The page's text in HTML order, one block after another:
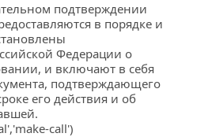
подтверждении
в порядке и
Федерации о
и включают в себя
подтверждающего
его действия и об
call')